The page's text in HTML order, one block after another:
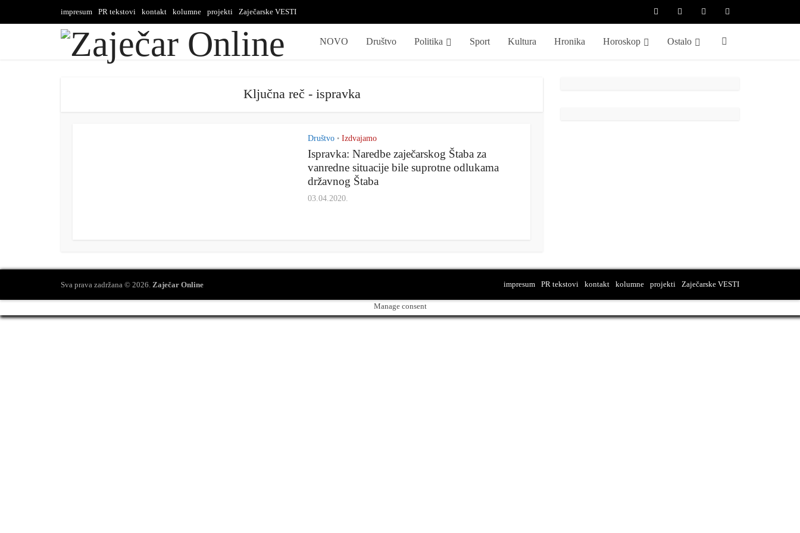
impresum PR tekstovi kontakt kolumne projekti Zaječarske VESTI
NOVO Društvo Politika Sport Kultura Hronika Horoskop Ostalo
Ključna reč - ispravka
Društvo • Izdvajamo
Ispravka: Naredbe zaječarskog Štaba za
vanredne situacije bile suprotne odlukama
državnog Štaba
03.04.2020.
Sva prava zadržana © 2026. Zaječar Online impresum PR tekstovi kontakt kolumne projekti Zaječarske VESTI
Manage consent